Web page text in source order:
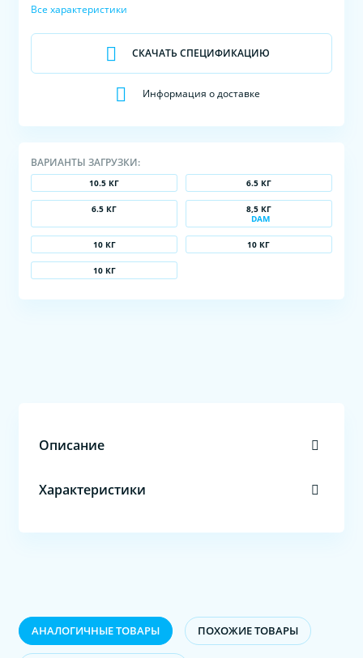
Все характеристики
СКАЧАТЬ СПЕЦИФИКАЦИЮ
Информация о доставке
ВАРИАНТЫ ЗАГРУЗКИ:
10.5 КГ 6.5 КГ
6.5 КГ
8,5 КГ
DAM
10 КГ 10 КГ
10 КГ
Описание
Характеристики
АНАЛОГИЧНЫЕ ТОВАРЫ ПОХОЖИЕ ТОВАРЫ